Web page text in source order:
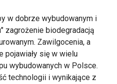
w dobrze wybudowanym i
zagrożenie biodegradacją
Zawilgocenia, a
pojawiały się w wielu
wybudowanych w Polsce.
technologii i wynikające z